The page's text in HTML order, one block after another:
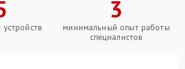
3
минимальный опыт работы
специалистов